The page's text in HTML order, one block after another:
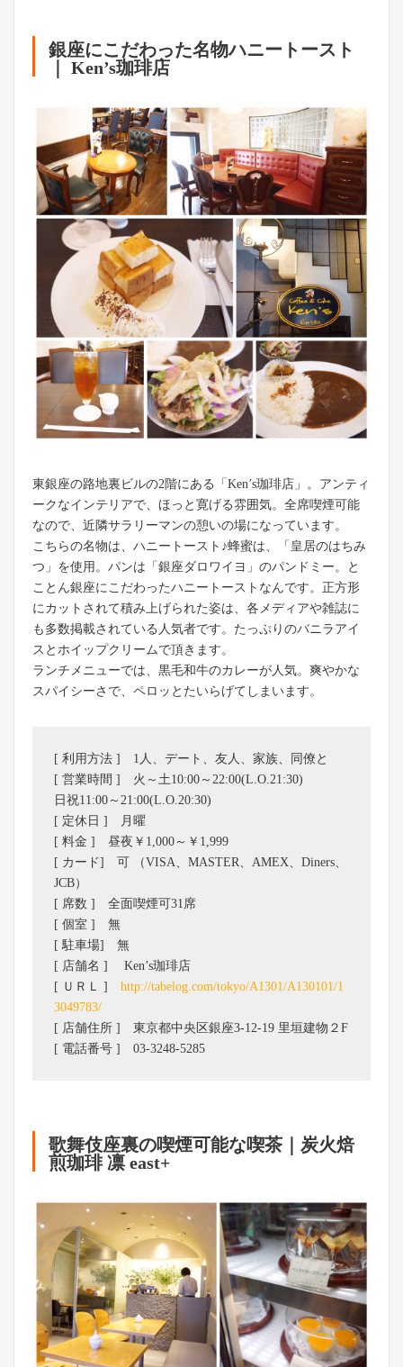
銀座にこだわった名物ハニートースト
｜ Ken’s珈琲店
東銀座の路地裏ビルの2階にある「Ken’s珈琲店」。アンティ
ークなインテリアで、ほっと寛げる雰囲気。全席喫煙可能
なので、近隣サラリーマンの憩いの場になっています。
こちらの名物は、ハニートースト♪蜂蜜は、「皇居のはちみ
つ」を使用。パンは「銀座ダロワイヨ」のパンドミー。と
ことん銀座にこだわったハニートーストなんです。正方形
にカットされて積み上げられた姿は、各メディアや雑誌に
も多数掲載されている人気者です。たっぷりのバニラアイ
スとホイップクリームで頂きます。
ランチメニューでは、黒毛和牛のカレーが人気。爽やかな
スパイシーさで、ペロッとたいらげてしまいます。
[ 利用方法 ] 1人、デート、友人、家族、同僚と
[ 営業時間 ] 火～土10:00～22:00(L.O.21:30)
日祝11:00～21:00(L.O.20:30)
[ 定休日 ] 月曜
[ 料金 ] 昼夜￥1,000～￥1,999
[ カード] 可 （VISA、MASTER、AMEX、Diners、
JCB）
[ 席数 ] 全面喫煙可31席
[ 個室 ] 無
[ 駐車場] 無
[ 店舗名 ] Ken’s珈琲店
[ ＵＲＬ ] http://tabelog.com/tokyo/A1301/A130101/1
3049783/
[ 店舗住所 ] 東京都中央区銀座3-12-19 里垣建物２F
[ 電話番号 ] 03-3248-5285
歌舞伎座裏の喫煙可能な喫茶｜炭火焙
煎珈琲 凛 east+